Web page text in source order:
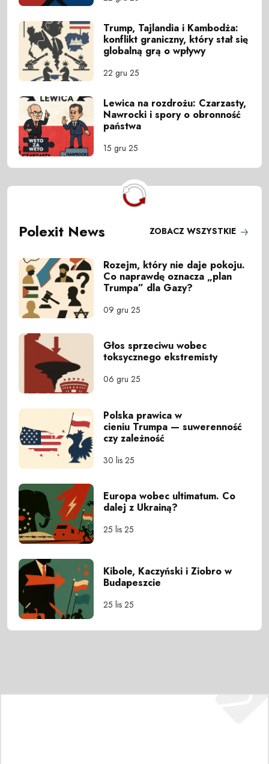
Trump, Tajlandia i Kambodża:
konflikt graniczny, który stał się
globalną grą o wpływy
22 gru 25
Lewica na rozdrożu: Czarzasty,
Nawrocki i spory o obronność
państwa
15 gru 25
Polexit News ZOBACZ WSZYSTKIE
Rozejm, który nie daje pokoju.
Co naprawdę oznacza „plan
Trumpa” dla Gazy?
09 gru 25
Głos sprzeciwu wobec
toksycznego ekstremisty
06 gru 25
Polska prawica w
cieniu Trumpa — suwerenność
czy zależność
30 lis 25
Europa wobec ultimatum. Co
dalej z Ukrainą?
25 lis 25
Kibole, Kaczyński i Ziobro w
Budapeszcie
25 lis 25